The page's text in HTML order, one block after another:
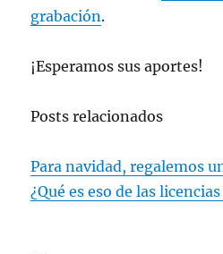
grabación.
¡Esperamos sus aportes!
Posts relacionados
Para navidad, regalemos
¿Qué es eso de las